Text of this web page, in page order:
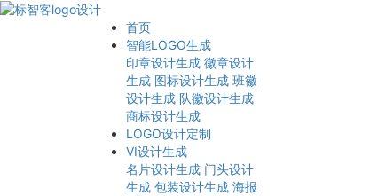
首页
智能LOGO生成
印章设计生成 徽章设计
生成 图标设计生成 班徽
设计生成 队徽设计生成
商标设计生成
LOGO设计定制
VI设计生成
名片设计生成 门头设计
生成 包装设计生成 海报